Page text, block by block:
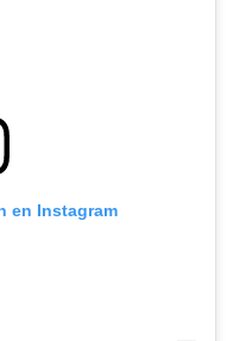
en Instagram